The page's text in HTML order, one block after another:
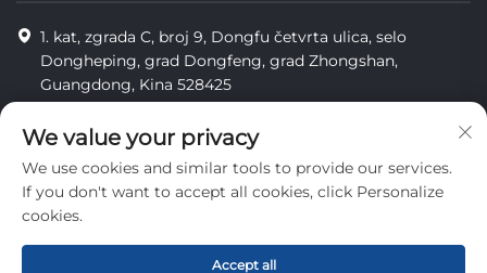
1. kat, zgrada C, broj 9, Dongfu četvrta ulica, selo
Dongheping, grad Dongfeng, grad Zhongshan,
Guangdong, Kina 528425
[email protected]
We value your privacy
We use cookies and similar tools to provide our services.
If you don't want to accept all cookies, click Personalize
cookies.
Accept all